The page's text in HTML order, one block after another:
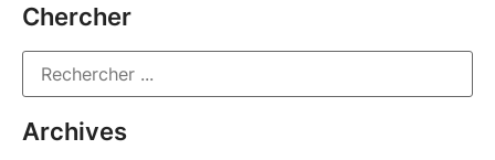
Chercher
Archives